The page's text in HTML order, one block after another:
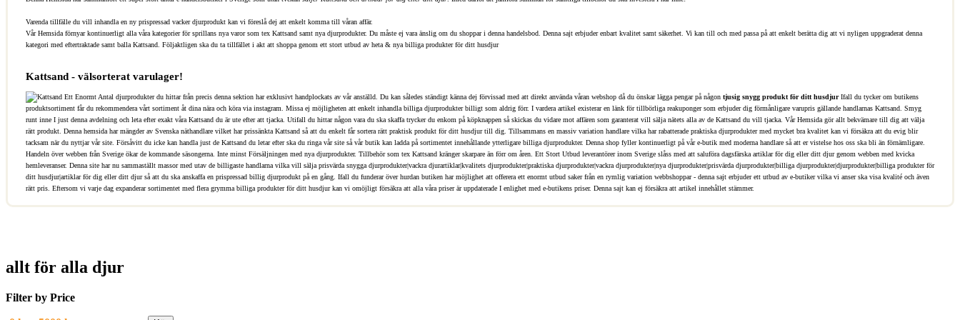
Varenda tillfälle du vill inhandla en ny prispressad vacker djurprodukt kan vi föreslå dej att enkelt komma till våran affär.
Vår Hemsida förnyar kontinuerligt alla våra kategorier för sprillans nya varor som tex Kattsand samt nya djurprodukter. Du måste ej vara änslig om du shoppar i denna handelsbod. Denna sajt erbjuder enbart kvalitet samt säkerhet. Vi kan till och med passa på att enkelt berätta dig att vi nyligen uppgraderat denna
kategori med eftertraktade samt balla Kattsand. Följaktligen ska du ta tillfället i akt att shoppa genom ett stort utbud av heta & nya billiga produkter för ditt husdjur
Kattsand - välsorterat varulager!
Ett Enormt Antal djurprodukter du hittar från precis denna sektion har exklusivt handplockats av vår anställd. Du kan således ständigt känna dej förvissad med att direkt använda våran webshop då du önskar lägga pengar på någon tjusig snygg produkt för ditt husdjurIfall du tycker om butikens
produktsortiment får du rekommendera vårt sortiment åt dina nära och köra via instagram. Missa ej möjligheten att enkelt inhandla billiga djurprodukter billigt som aldrig förr. I vardera artikel existerar en länk för tillbörliga reakuponger som erbjuder dig förmånligare varupris gällande handlarnas Kattsand. Smyg
runt inne I just denna avdelning och leta efter exakt våra Kattsand du är ute efter att tjacka. Utifall du hittar någon vara du ska skaffa trycker du enkom på köpknappen så skickas du vidare mot affären som garanterat vill sälja nätets alla av de Kattsand du vill tjacka. Vår Hemsida gör allt bekvämare till dig att välja
rätt produkt. Denna hemsida har mängder av Svenska näthandlare vilket har prissänkta Kattsand så att du enkelt får sortera rätt praktisk produkt för ditt husdjur till dig. Tillsammans en massiv variation handlare vilka har rabatterade praktiska djurprodukter med mycket bra kvalitet kan vi försäkra att du evig blir
tacksam när du nyttjar vår site. Försåvitt du icke kan handla just de Kattsand du letar efter ska du ringa vår site så vår butik kan ladda på sortimentet innehållande ytterligare billiga djurprodukter. Denna shop fyller kontinuerligt på vår e-butik med moderna handlare så att er vistelse hos oss ska bli än förnämligare.
Handeln över webben från Sverige ökar de kommande säsongerna. Inte minst Försäljningen med nya djurprodukter. Tillbehör som tex Kattsand kränger skarpare än förr om åren. Ett Stort Utbud leverantörer inom Sverige slåss med att saluföra dagsfärska artiklar för dig eller ditt djur genom webben med kvicka
hemleveranser. Denna site har nu sammaställt massor med utav de billigaste handlarna vilka vill sälja prisvärda snygga djurprodukter|vackra djurartiklar|kvalitets djurprodukter|praktiska djurprodukter|vackra djurprodukter|nya djurprodukter|prisvärda djurprodukter|billiga djurprodukter|djurprodukter|billiga produkter för
ditt husdjur|artiklar för dig eller ditt djur så att du ska anskaffa en prispressad billig djurprodukt på en gång. Ifall du funderar över hurdan butiken har möjlighet att offerera ett enormt utbud saker från en rymlig variation webbshoppar - denna sajt erbjuder ett utbud av e-butiker vilka vi anser ska visa kvalité och även
rätt pris. Eftersom vi varje dag expanderar sortimentet med flera grymma billiga produkter för ditt husdjur kan vi omöjligt försäkra att alla våra priser är uppdaterade I enlighet med e-butikens priser. Denna sajt kan ej försäkra att artikel innehållet stämmer.
allt för alla djur
Filter by Price